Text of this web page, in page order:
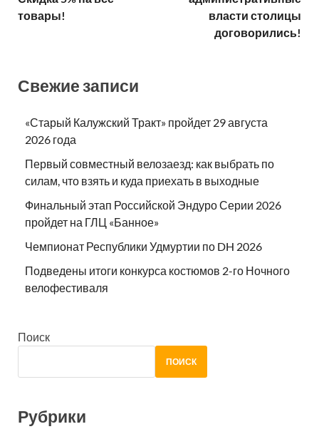
товары!
власти столицы
договорились!
Свежие записи
«Старый Калужский Тракт» пройдет 29 августа
2026 года
Первый совместный велозаезд: как выбрать по
силам, что взять и куда приехать в выходные
Финальный этап Российской Эндуро Серии 2026
пройдет на ГЛЦ «Банное»
Чемпионат Республики Удмуртии по DH 2026
Подведены итоги конкурса костюмов 2-го Ночного
велофестиваля
Поиск
ПОИСК
Рубрики